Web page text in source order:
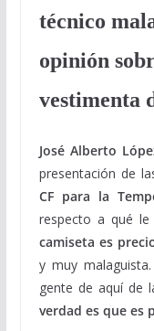
técnico
opinión
vestimenta
José Alberto
presentación de
CF para la
respecto a qué le
camiseta es
y muy
gente de aquí de
verdad es que es